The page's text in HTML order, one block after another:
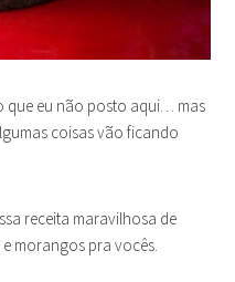
que eu não posto aqui… mas
coisas vão ficando
receita maravilhosa de
morangos pra vocês.